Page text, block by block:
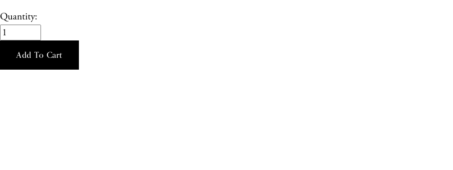
Quantity:
Add To Cart